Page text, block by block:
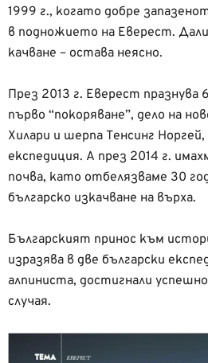
1999 г., когато добре
в подножието на Еверест. Дали
качване – остава неясно.
През 2013 г. Еверест празнува
първо “покоряване”, дело на
Хилари и шерпа Тенсинг
експедиция. А през 2014 г.
почва, като отбелязваме 30
българско изкачване на върха.
Българският принос към
изразява в две български
алпиниста, достигнали
случая.